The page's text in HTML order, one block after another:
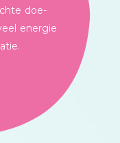
doe-
energie